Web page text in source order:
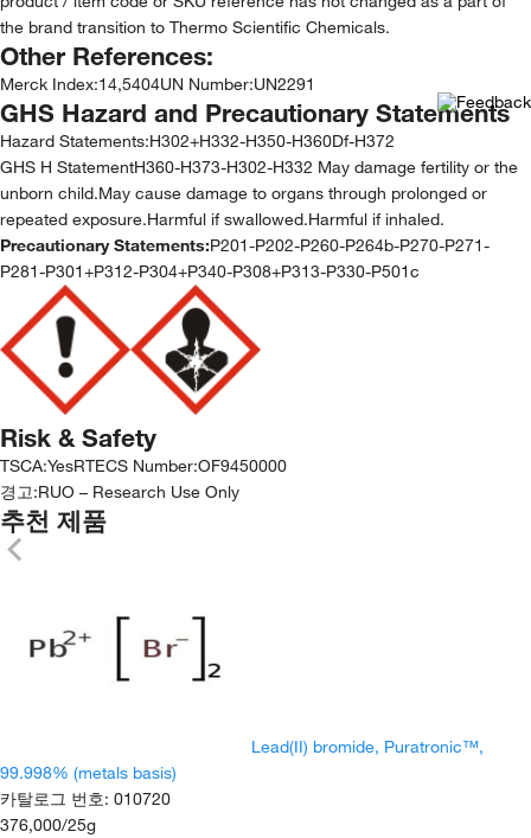
the brand transition to Thermo Scientific Chemicals.
Other References:
Merck Index:14,5404UN Number:UN2291
GHS Hazard and Precautionary Statements
Hazard Statements:H302+H332-H350-H360Df-H372
GHS H StatementH360-H373-H302-H332 May damage fertility or the
unborn child.May cause damage to organs through prolonged or
repeated exposure.Harmful if swallowed.Harmful if inhaled.
Precautionary Statements:P201-P202-P260-P264b-P270-P271-
P281-P301+P312-P304+P340-P308+P313-P330-P501c
Risk & Safety
TSCA:YesRTECS Number:OF9450000
경고:RUO – Research Use Only
추천 제품
Lead(II) bromide, Puratronic™,
99.998% (metals basis)
카탈로그 번호: 010720
376,000/25g